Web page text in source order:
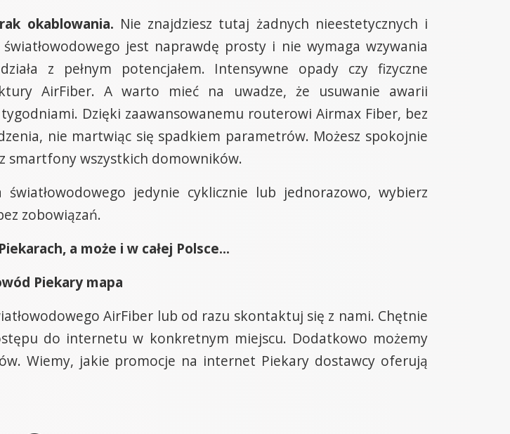
okablowania. Nie znajdziesz tutaj żadnych nieestetycznych i
jest naprawdę prosty i nie wymaga wzywania
z pełnym potencjałem. Intensywne opady czy fizyczne
AirFiber. A warto mieć na uwadze, że usuwanie awarii
Dzięki zaawansowanemu routerowi Airmax Fiber, bez
nie martwiąc się spadkiem parametrów. Możesz spokojnie
smartfony wszystkich domowników.
jedynie cyklicznie lub jednorazowo, wybierz
zobowiązań.
a może i w całej Polsce...
Piekary mapa
AirFiber lub od razu skontaktuj się z nami. Chętnie
do internetu w konkretnym miejscu. Dodatkowo możemy
Wiemy, jakie promocje na internet Piekary dostawcy oferują